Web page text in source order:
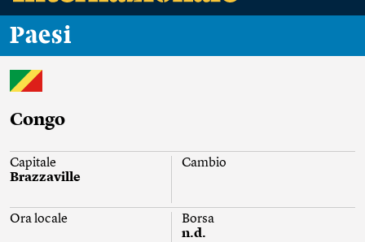
Paesi
Congo
Capitale
Brazzaville
Cambio
Ora locale
Borsa
n.d.